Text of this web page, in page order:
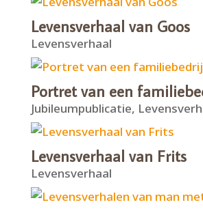
Levensverhaal van Goos
Levensverhaal
Portret van een
Jubileumpublicatie,
Levensverhaal van Frits
Levensverhaal